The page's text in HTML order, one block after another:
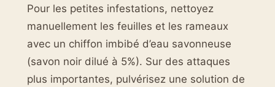
Pour les petites infestations, nettoyez
manuellement les feuilles et les rameaux
avec un chiffon imbibé d’eau savonneuse
(savon noir dilué à 5%). Sur des attaques
plus importantes, pulvérisez une solution de